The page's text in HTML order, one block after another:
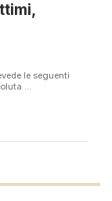
le seguenti
...